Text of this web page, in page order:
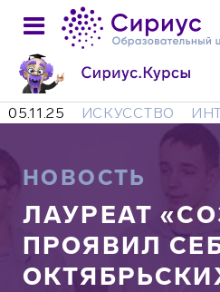
05.11.25 ИСКУССТВО
НОВОСТЬ
ЛАУРЕАТ
ПРОЯВИЛ